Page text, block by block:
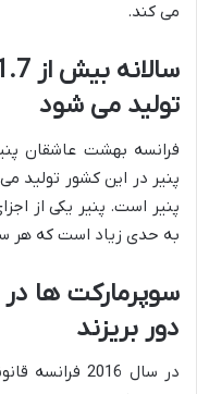
می کند.
تولید می شود
پنیر است. پنیر یکی از
به حدی زیاد است که هر
سوپرمارکت ها در
دور بریزند
در سال 2016